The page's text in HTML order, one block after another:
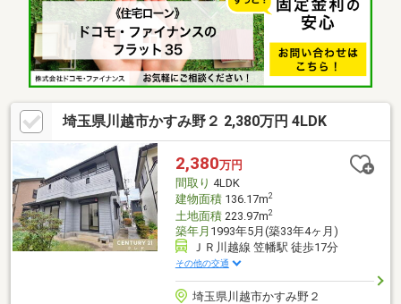
上。住宅ローン相談会も同時開催中無理のない住宅ローンの試算
やご購入の際にかかる諸費用の概算も行っております。しっかり
とした資金計画のアドバイスをさせて頂きますので、お気軽にご
相談ください。お問い合わせ、お待ちしております。
埼玉県川越市かすみ野２ 2,380万円 4LDK
2,380万円
間取り 4LDK
建物面積136.17m2
土地面積223.97m2
築年月 1993年5月(築33年4ヶ月)
ＪＲ川越線 笠幡駅 徒歩17分
その他の交通
埼玉県川越市かすみ野２